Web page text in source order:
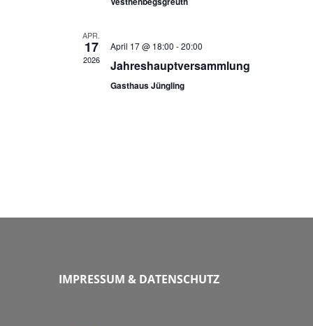
APR.
17
2026
April 17 @ 18:00 -20:00
Jahreshauptversammlung
Gasthaus Jüngling
IMPRESSUM & DATENSCHUTZ